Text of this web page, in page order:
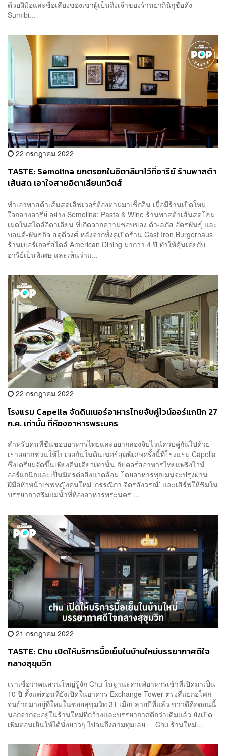
ด้วยฝีมือและชื่อเสียงของเขาผู้เป็นถึงเจ้าของร้านยากินิกุชื่อดัง
Sumibi...
22 กรกฎาคม 2022
TASTE: Semolina ยกตรอกในอิตาลีมาไว้ที่อารีย์ ร้านพาสต้า
เส้นสด เอาใจสายอิตาเลียนทวิตส์
ทำเอาพาสต้าเส้นสดเลิฟเวอร์ต้องตามมาเช็กอิน เมื่อมีร้านเปิดใหม่
ใจกลางอารีย์ อย่าง Semolina: Pasta & Wine ร้านพาสต้าเส้นสดโฮม
เมดในสไตล์อิตาเลียน ที่เกิดจากความชอบของ ต้า-ลภัส อัครพันธุ์ และ
บอนด์-พันธกิจ สดุดีวงศ์ หลังจากทั้งคู่เปิดร้าน Cast Iron Burgerhaus
ร้านเบอร์เกอร์สไตล์ American Dining มากว่า 4 ปี ทำให้คุ้นเคยกับ
อารีย์เป็นพิเศษ และเห็นว่าแ...
22 กรกฎาคม 2022
โรงแรม Capella จัดดินเนอร์อาหารไทยจับคู่ไวน์ออร์แกนิก 27
ก.ค. เท่านั้น ที่ห้องอาหารพระนคร
สำหรับคนที่ชื่นชอบอาหารไทยและอยากลองจิบไวน์ควบคู่กันไปด้วย
เราอยากชวนให้ไปเจอกันในดินเนอร์สุดพิเศษครั้งนี้ที่โรงแรม Capella
ซึ่งเตรียมจัดขึ้นเพียงคืนเดียวเท่านั้น กับคอร์สอาหารไทยแพริ่งไวน์
ออร์แกนิกและเป็นมิตรต่อสิ่งแวดล้อม โดยอาหารทุกเมนูจะปรุงผ่าน
ฝีมือหัวหน้าเชฟหญิงคนใหม่ ‘กรรณิกา จิตรสังวรณ์’ และเสิร์ฟให้ชิมใน
บรรยากาศริมแม่น้ำที่ห้องอาหารพระนคร ...
21 กรกฎาคม 2022
TASTE: Chu เปิดให้บริการมื้อเย็นในบ้านใหม่บรรยากาศดีใจ
กลางสุขุมวิท
เราเชื่อว่าคนส่วนใหญ่รู้จัก Chu ในฐานะคาเฟ่อาหารเช้าที่เปิดมาเป็น
10 ปี ตั้งแต่ตอนที่ยังเปิดในอาคาร Exchange Tower ตรงสี่แยกอโศก
จนย้ายมาอยู่ที่ใหม่ในซอยสุขุมวิท 31 เมื่อปลายปีที่แล้ว ข่าวดีคือตอนนี้
นอกจากจะอยู่ในร้านใหม่ที่กว้างและบรรยากาศดีกว่าเดิมแล้ว ยังเปิด
เพิ่มตอนเย็นให้ได้นั่งยาวๆ ไปจนถึงสามทุ่มเลย Chu ร้านใหม่...